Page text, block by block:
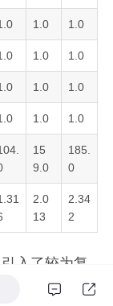
1.0 1.0
1.0 1.0
1.0 1.0
1.0 1.0
15
9.0
185.
0
2.0
13
2.34
2
入了较为复
实这里的嵌